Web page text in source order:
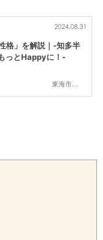
東海市,大府市,知多市,東浦町,阿久比町,半田市,常滑市,武豊町,美浜町,南知多町
2024.08.31
格」を解説｜-知多半
っとHappyに！-